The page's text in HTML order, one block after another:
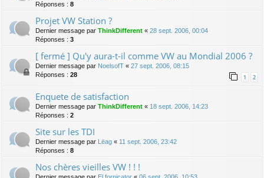
Réponses : 8
Projet VW Station ?
Dernier message par ThinkDifferent « 28 sept. 2006, 00:04
Réponses : 3
[ fermé ] Qu'y aura-t-il comme VW au Mondial 2006 ?
Dernier message par NoelsofT « 27 sept. 2006, 08:15
Réponses : 28 1 2
Enquete de satisfaction
Dernier message par ThinkDifferent « 18 sept. 2006, 14:23
Réponses : 2
Site sur les TDI
Dernier message par Lëag « 11 sept. 2006, 23:42
Réponses : 8
Nos chères vieilles VW ! ! !